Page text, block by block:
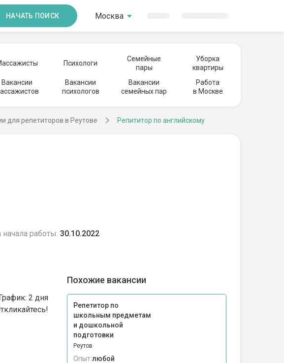
НАЧАТЬ ПОИСК Москва
Психологи
Семейные
пары
Уборка
квартиры
Вакансии
Вакансии
психологов
Вакансии
семейных пар
Работа
в Москве
для репетиторов в Реутове Репититор по английскому
начала работы: 30.10.2022
2 дня
Похожие вакансии
Репетитор по
школьным предметам
и дошкольной
подготовки
Реутов
Опыт:любой